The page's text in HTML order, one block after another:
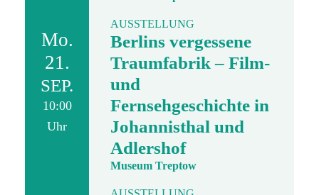
Mo.
21.
SEP.
10:00
Uhr
AUSSTELLUNG
Berlins vergessene
Traumfabrik – Film-
und
Fernsehgeschichte in
Johannisthal und
Adlershof
Museum Treptow